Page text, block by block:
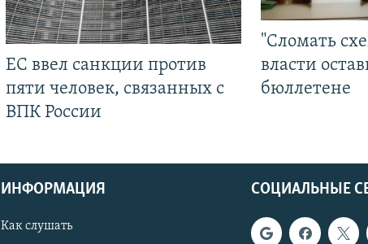
ЕС ввел санкции против
пяти человек, связанных с
ВПК России
"Сломать
власти
бюллетене
СОЦИАЛЬНЫЕ
ИНФОРМАЦИЯ
Как слушать